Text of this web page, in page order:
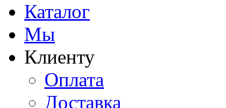
Каталог
Мы
Клиенту
Оплата
Доставка